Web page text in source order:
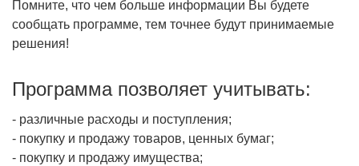
Помните, что чем больше информации Вы будете
сообщать программе, тем точнее будут принимаемые
решения!
Программа позволяет учитывать:
- различные расходы и поступления;
- покупку и продажу товаров, ценных бумаг;
- покупку и продажу имущества;